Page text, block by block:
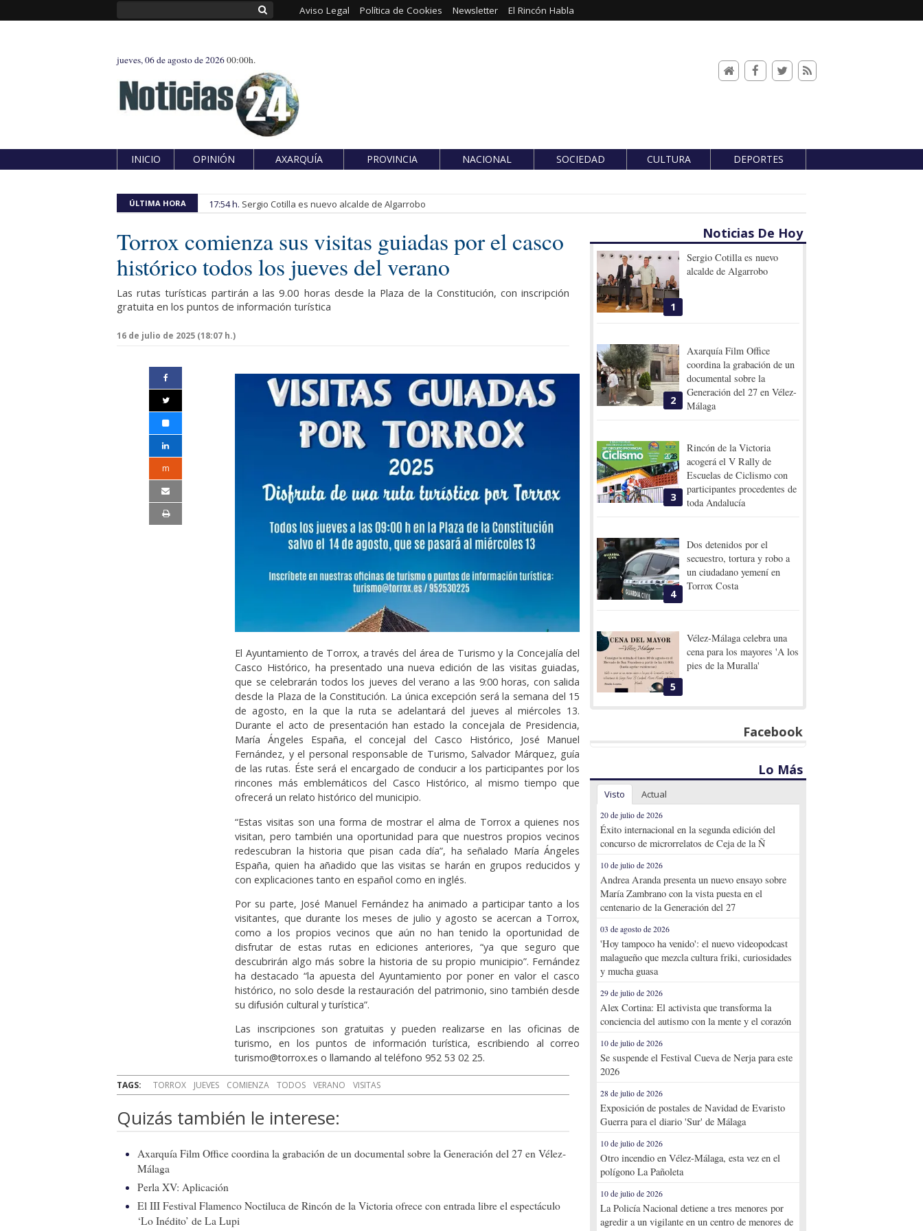
Aviso Legal Política de Cookies Newsletter El Rincón Habla
jueves, 06 de agosto de 202600:00h.
INICIO OPINIÓN AXARQUÍA PROVINCIA NACIONAL SOCIEDAD CULTURA DEPORTES
ÚLTIMA HORA 17:54 h. Sergio Cotilla es nuevo alcalde de Algarrobo
Torrox comienza sus visitas guiadas por el casco
histórico todos los jueves del verano
Las rutas turísticas partirán a las 9.00 horas desde la Plaza de la Constitución, con inscripción
gratuita en los puntos de información turística
16 de julio de 2025 (18:07 h.)
m
El Ayuntamiento de Torrox, a través del área de Turismo y la Concejalía del
Casco Histórico, ha presentado una nueva edición de las visitas guiadas,
que se celebrarán todos los jueves del verano a las 9:00 horas, con salida
desde la Plaza de la Constitución. La única excepción será la semana del 15
de agosto, en la que la ruta se adelantará del jueves al miércoles 13.
Durante el acto de presentación han estado la concejala de Presidencia,
María Ángeles España, el concejal del Casco Histórico, José Manuel
Fernández, y el personal responsable de Turismo, Salvador Márquez, guía
de las rutas. Éste será el encargado de conducir a los participantes por los
rincones más emblemáticos del Casco Histórico, al mismo tiempo que
ofrecerá un relato histórico del municipio.
“Estas visitas son una forma de mostrar el alma de Torrox a quienes nos
visitan, pero también una oportunidad para que nuestros propios vecinos
redescubran la historia que pisan cada día”, ha señalado María Ángeles
España, quien ha añadido que las visitas se harán en grupos reducidos y
con explicaciones tanto en español como en inglés.
Por su parte, José Manuel Fernández ha animado a participar tanto a los
visitantes, que durante los meses de julio y agosto se acercan a Torrox,
como a los propios vecinos que aún no han tenido la oportunidad de
disfrutar de estas rutas en ediciones anteriores, “ya que seguro que
descubrirán algo más sobre la historia de su propio municipio”. Fernández
ha destacado “la apuesta del Ayuntamiento por poner en valor el casco
histórico, no solo desde la restauración del patrimonio, sino también desde
su difusión cultural y turística”.
Las inscripciones son gratuitas y pueden realizarse en las oficinas de
turismo, en los puntos de información turística, escribiendo al correo
turismo@torrox.es o llamando al teléfono 952 53 02 25.
TAGS: TORROX JUEVES COMIENZA TODOS VERANO VISITAS
Quizás también le interese:
Axarquía Film Office coordina la grabación de un documental sobre la Generación del 27 en Vélez-
Málaga
Perla XV: Aplicación
El III Festival Flamenco Noctiluca de Rincón de la Victoria ofrece con entrada libre el espectáculo
‘Lo Inédito’ de La Lupi
Noticias De Hoy
1
Sergio Cotilla es nuevo
alcalde de Algarrobo
2
Axarquía Film Office
coordina la grabación de un
documental sobre la
Generación del 27 en Vélez-
Málaga
3
Rincón de la Victoria
acogerá el V Rally de
Escuelas de Ciclismo con
participantes procedentes de
toda Andalucía
4
Dos detenidos por el
secuestro, tortura y robo a
un ciudadano yemení en
Torrox Costa
5
Vélez-Málaga celebra una
cena para los mayores 'A los
pies de la Muralla'
Facebook
Lo Más
Visto Actual
20 de julio de 2026
Éxito internacional en la segunda edición del
concurso de microrrelatos de Ceja de la Ñ
10 de julio de 2026
Andrea Aranda presenta un nuevo ensayo sobre
María Zambrano con la vista puesta en el
centenario de la Generación del 27
03 de agosto de 2026
'Hoy tampoco ha venido': el nuevo videopodcast
malagueño que mezcla cultura friki, curiosidades
y mucha guasa
29 de julio de 2026
Alex Cortina: El activista que transforma la
conciencia del autismo con la mente y el corazón
10 de julio de 2026
Se suspende el Festival Cueva de Nerja para este
2026
28 de julio de 2026
Exposición de postales de Navidad de Evaristo
Guerra para el diario 'Sur' de Málaga
10 de julio de 2026
Otro incendio en Vélez-Málaga, esta vez en el
polígono La Pañoleta
10 de julio de 2026
La Policía Nacional detiene a tres menores por
agredir a un vigilante en un centro de menores de